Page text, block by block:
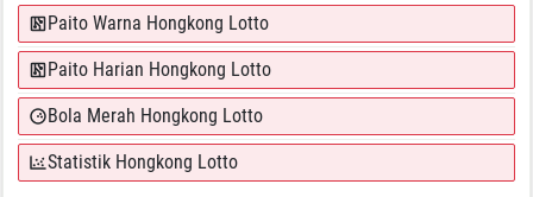
Paito Warna Hongkong Lotto
Paito Harian Hongkong Lotto
Bola Merah Hongkong Lotto
Statistik Hongkong Lotto